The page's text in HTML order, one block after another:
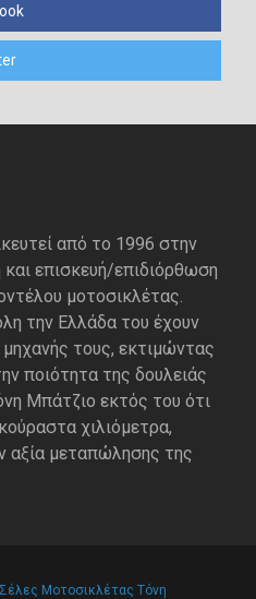
από το 1996 στην
επισκευή/επιδιόρθωση
μοτοσικλέτας.
την Ελλάδα του έχουν
τους, εκτιμώντας
ποιότητα της δουλειάς
Μπάτζιο εκτός του ότι
χιλιόμετρα,
αξία μεταπώλησης της
Μοτοσικλέτας Τόνη